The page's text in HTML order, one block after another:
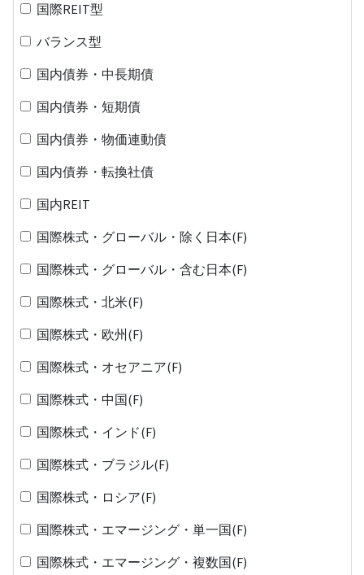
国際REIT型
バランス型
国内債券・中長期債
国内債券・短期債
国内債券・物価連動債
国内債券・転換社債
国内REIT
国際株式・グローバル・除く日本(F)
国際株式・グローバル・含む日本(F)
国際株式・北米(F)
国際株式・欧州(F)
国際株式・オセアニア(F)
国際株式・中国(F)
国際株式・インド(F)
国際株式・ブラジル(F)
国際株式・ロシア(F)
国際株式・エマージング・単一国(F)
国際株式・エマージング・複数国(F)